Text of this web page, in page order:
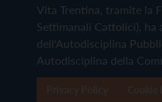
Vita Trentina, tramite la
Settimanali Cattolici),
dell'Autodisciplina
Autodisciplina della